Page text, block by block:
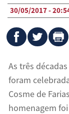
30/05/2017 -
As três
foram
Cosme de
homenagem